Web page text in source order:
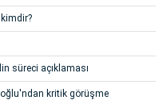
süreci açıklaması
kritik görüşme